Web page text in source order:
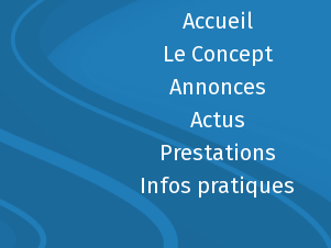
Accueil
Le Concept
Annonces
Actus
Prestations
Infos pratiques